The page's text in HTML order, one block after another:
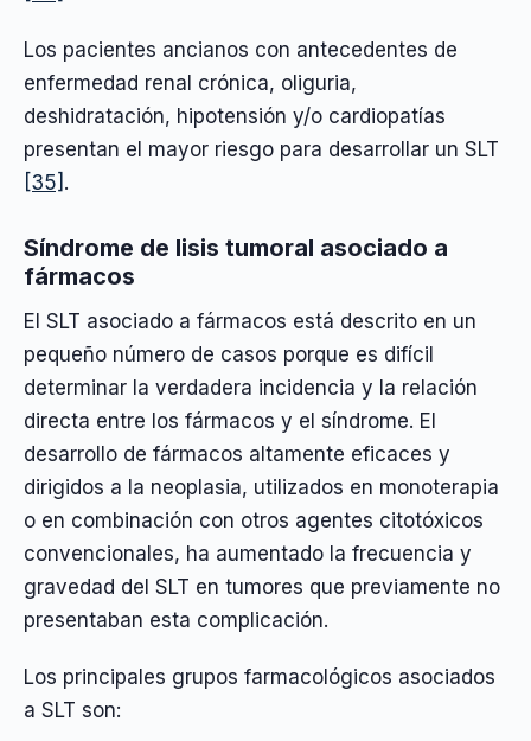
Los pacientes ancianos con antecedentes de
enfermedad renal crónica, oliguria,
deshidratación, hipotensión y/o cardiopatías
presentan el mayor riesgo para desarrollar un SLT
[35] .
Síndrome de lisis tumoral asociado a
fármacos
El SLT asociado a fármacos está descrito en un
pequeño número de casos porque es difícil
determinar la verdadera incidencia y la relación
directa entre los fármacos y el síndrome. El
desarrollo de fármacos altamente eficaces y
dirigidos a la neoplasia, utilizados en monoterapia
o en combinación con otros agentes citotóxicos
convencionales, ha aumentado la frecuencia y
gravedad del SLT en tumores que previamente no
presentaban esta complicación.
Los principales grupos farmacológicos asociados
a SLT son: